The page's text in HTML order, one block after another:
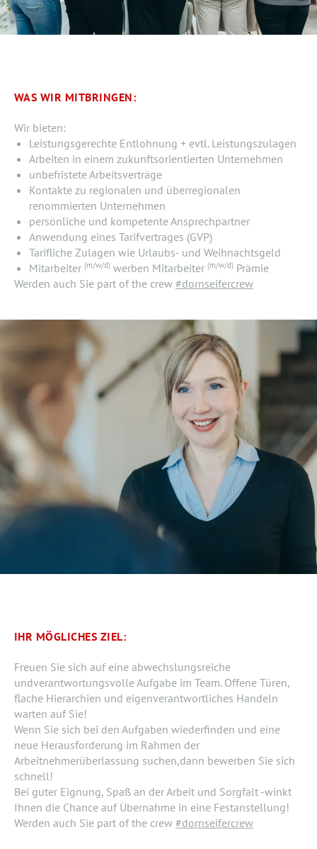
WAS WIR MITBRINGEN:
Wir bieten:
Leistungsgerechte Entlohnung + evtl. Leistungszulagen
Arbeiten in einem zukunftsorientierten Unternehmen
unbefristete Arbeitsverträge
Kontakte zu regionalen und überregionalen
renommierten Unternehmen
persönliche und kompetente Ansprechpartner
Anwendung eines Tarifvertrages (GVP)
Tarifliche Zulagen wie Urlaubs- und Weihnachtsgeld
Mitarbeiter (m/w/d)werben Mitarbeiter (m/w/d)Prämie
Werden auch Sie part of the crew #dornseifercrew
IHR MÖGLICHES ZIEL:
Freuen Sie sich auf eine abwechslungsreiche
undverantwortungsvolle Aufgabe im Team. Offene Türen,
flache Hierarchien und eigenverantwortliches Handeln
warten auf Sie!
Wenn Sie sich bei den Aufgaben wiederfinden und eine
neue Herausforderung im Rahmen der
Arbeitnehmerüberlassung suchen,dann bewerben Sie sich
schnell!
Bei guter Eignung, Spaß an der Arbeit und Sorgfalt -winkt
Ihnen die Chance auf Übernahme in eine Festanstellung!
Werden auch Sie part of the crew #dornseifercrew